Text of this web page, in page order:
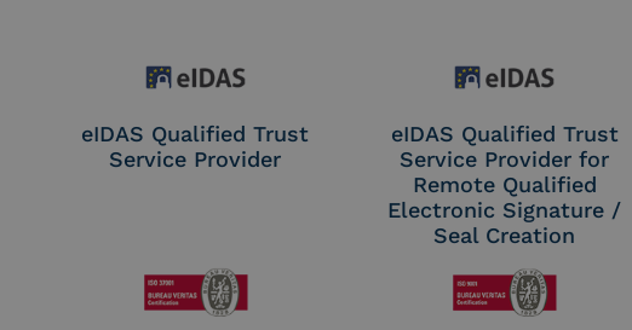
eIDAS Qualified Trust
Service Provider
eIDAS Qualified Trust
Service Provider for
Remote Qualified
Electronic Signature /
Seal Creation